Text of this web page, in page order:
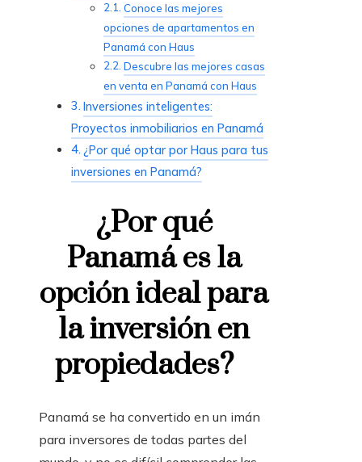
Conoce las mejores
opciones de apartamentos en
Panamá con Haus
Descubre las mejores casas
en venta en Panamá con Haus
Inversiones inteligentes:
Proyectos inmobiliarios en Panamá
¿Por qué optar por Haus para tus
inversiones en Panamá?
¿Por qué
Panamá es la
opción ideal para
la inversión en
propiedades?
Panamá se ha convertido en un imán
para inversores de todas partes del